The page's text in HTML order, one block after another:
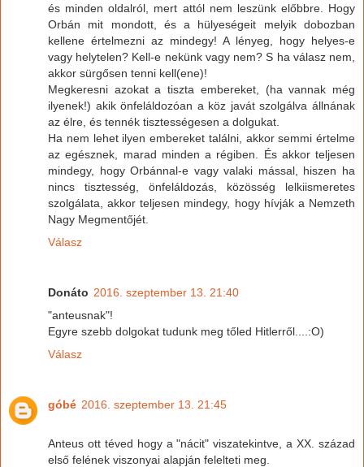
és minden oldalról, mert attól nem leszünk előbbre. Hogy
Orbán mit mondott, és a hülyeségeit melyik dobozban
kellene értelmezni az mindegy! A lényeg, hogy helyes-e
vagy helytelen? Kell-e nekünk vagy nem? S ha válasz nem,
akkor sürgősen tenni kell(ene)!
Megkeresni azokat a tiszta embereket, (ha vannak még
ilyenek!) akik önfeláldozóan a köz javát szolgálva állnának
az élre, és tennék tisztességesen a dolgukat.
Ha nem lehet ilyen embereket találni, akkor semmi értelme
az egésznek, marad minden a régiben. És akkor teljesen
mindegy, hogy Orbánnal-e vagy valaki mással, hiszen ha
nincs tisztesség, önfeláldozás, közösség lelkiismeretes
szolgálata, akkor teljesen mindegy, hogy hívják a Nemzeth
Nagy Megmentőjét.
Válasz
Donáto 2016. szeptember 13. 21:40
"anteusnak"!
Egyre szebb dolgokat tudunk meg tőled Hitlerről....:O)
Válasz
góbé 2016. szeptember 13. 21:45
Anteus ott téved hogy a "nácit" viszatekintve, a XX. század
első felének viszonyai alapján felelteti meg.